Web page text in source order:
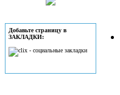
Добавьте страницу в
ЗАКЛАДКИ: